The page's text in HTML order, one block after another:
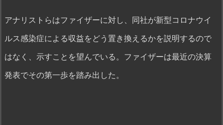
アナリストらはファイザーに対し、同社が新型コロナウイ
ルス感染症による収益をどう置き換えるかを説明するので
はなく、示すことを望んでいる。ファイザーは最近の決算
発表でその第一歩を踏み出した。